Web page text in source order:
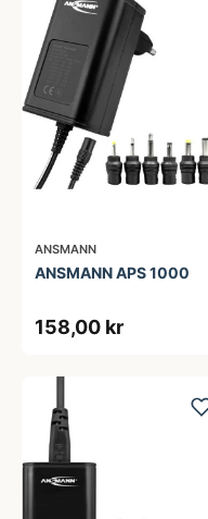
ANSMANN
ANSMANN APS 1000
158,00 kr